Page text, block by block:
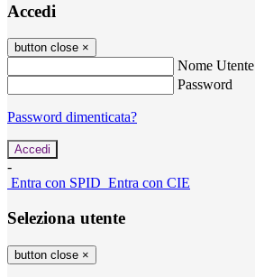
Accedi
button close ×
Nome Utente
Password
Password dimenticata?
-
Entra con SPID Entra con CIE
Seleziona utente
button close ×